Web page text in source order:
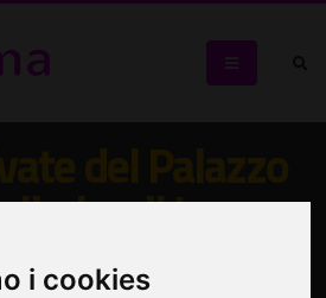
i cookies
e il Lago